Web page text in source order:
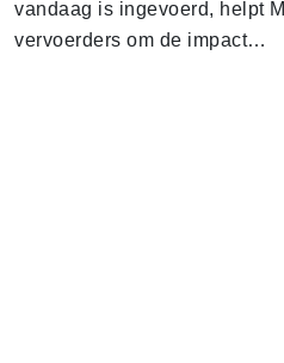
vandaag is ingevoerd, helpt
vervoerders om de impact…